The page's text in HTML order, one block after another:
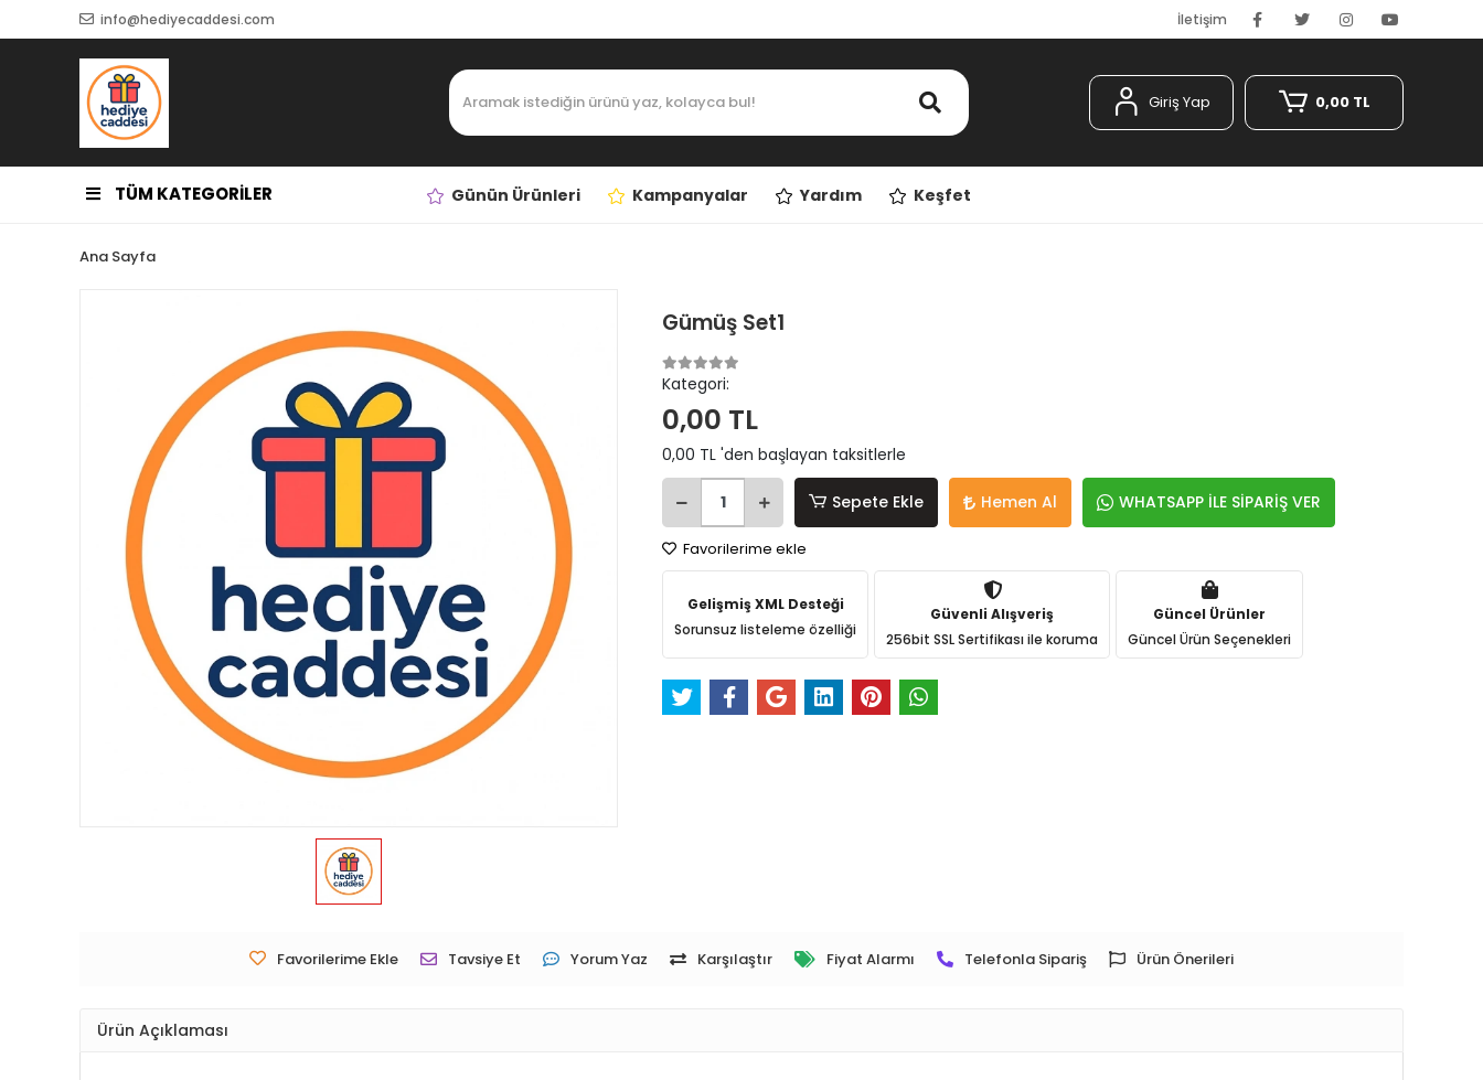
info@hediyecaddesi.com İletişim
Giriş Yap 0,00 TL
TÜM KATEGORİLER Günün Ürünleri Kampanyalar Yardım Keşfet
Ana Sayfa
Gümüş Set1
Kategori:
0,00 TL
0,00 TL 'den başlayan taksitlerle
Sepete Ekle Hemen Al WHATSAPP İLE SİPARİŞ VER
Favorilerime ekle
Gelişmiş XML Desteği
Sorunsuz listeleme özelliği
Güvenli Alışveriş
256bit SSL Sertifikası ile koruma
Güncel Ürünler
Güncel Ürün Seçenekleri
Favorilerime Ekle Tavsiye Et Yorum Yaz Karşılaştır Fiyat Alarmı Telefonla Sipariş Ürün Önerileri
Ürün Açıklaması